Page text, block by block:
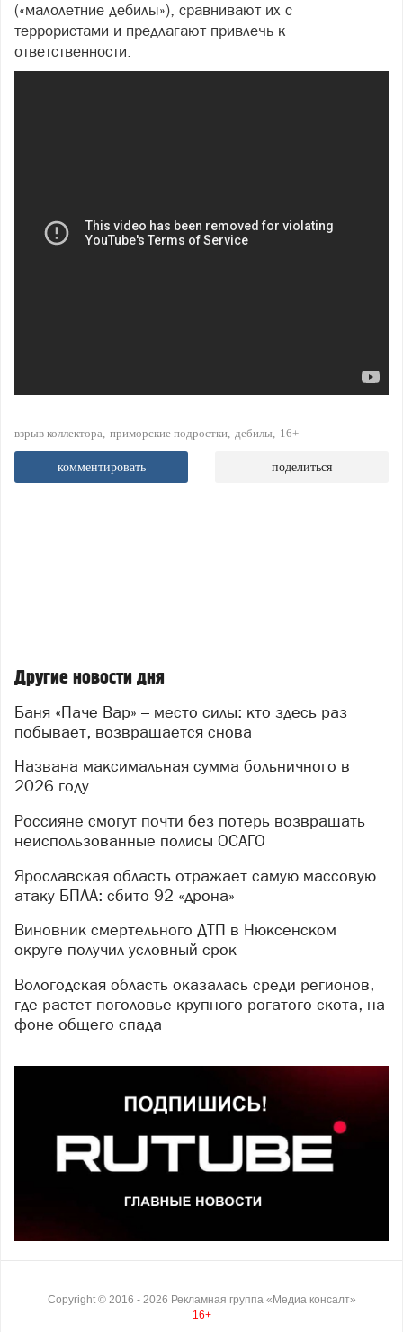
(«малолетние дебилы»), сравнивают их с
террористами и предлагают привлечь к
ответственности.
взрыв коллектора приморские подростки дебилы 16+
комментировать поделиться
Другие новости дня
Баня «Паче Вар» – место силы: кто здесь раз
побывает, возвращается снова
Названа максимальная сумма больничного в
2026 году
Россияне смогут почти без потерь возвращать
неиспользованные полисы ОСАГО
Ярославская область отражает самую массовую
атаку БПЛА: сбито 92 «дрона»
Виновник смертельного ДТП в Нюксенском
округе получил условный срок
Вологодская область оказалась среди регионов,
где растет поголовье крупного рогатого скота, на
фоне общего спада
Copyright © 2016 - 2026 Рекламная группа «Медиа консалт»
16+